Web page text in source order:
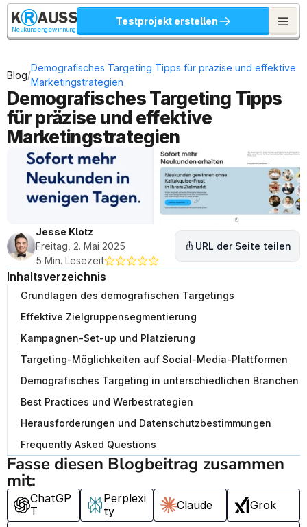
Neukundengewinnung
Testprojekt erstellen
Blog/
Demografisches Targeting Tipps für präzise und effektive
Marketingstrategien
Demografisches Targeting Tipps
für präzise und effektive
Marketingstrategien
Jesse Klotz
Freitag, 2. Mai 2025
5 Min. Lesezeit
URL der Seite teilen
Inhaltsverzeichnis
Grundlagen des demografischen Targetings
Effektive Zielgruppensegmentierung
Kampagnen-Set-up und Platzierung
Targeting-Möglichkeiten auf Social-Media-Plattformen
Demografisches Targeting in unterschiedlichen Branchen
Best Practices und Werbestrategien
Herausforderungen und Datenschutzbestimmungen
Frequently Asked Questions
Fasse diesen Blogbeitrag zusammen
mit:
ChatGP
T
Perplexi
ty
Claude Grok